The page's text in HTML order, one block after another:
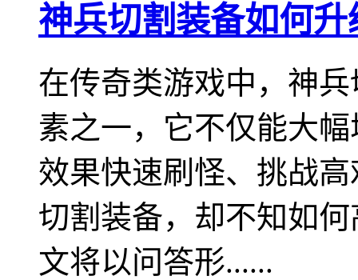
神兵切割装备如何
在传奇类游戏中，神
素之一，它不仅能大
效果快速刷怪、挑战
切割装备，却不知如
文将以问答形......